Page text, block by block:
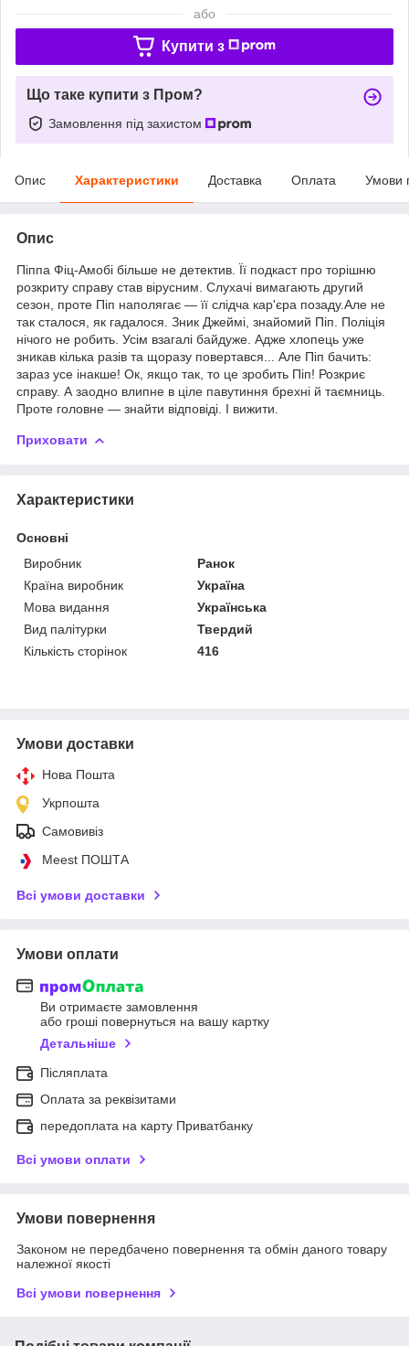
або
Купити з
Що таке купити з Пром?
Замовлення під захистом
Опис Характеристики Доставка Оплата Умови
Опис
Піппа Фіц-Амобі більше не детектив. Її подкаст про торішню
розкриту справу став вірусним. Слухачі вимагають другий
сезон, проте Піп наполягає — її слідча кар'єра позаду.Але не
так сталося, як гадалося. Зник Джеймі, знайомий Піп. Поліція
нічого не робить. Усім взагалі байдуже. Адже хлопець уже
зникав кілька разів та щоразу повертався... Але Піп бачить:
зараз усе інакше! Ок, якщо так, то це зробить Піп! Розкриє
справу. А заодно влипне в ціле павутиння брехні й таємниць.
Проте головне — знайти відповіді. І вижити.
Приховати
Характеристики
Основні
Виробник
Ранок
Країна виробник
Україна
Мова видання
Українська
Вид палітурки
Твердий
Кількість сторінок
416
Умови доставки
Нова Пошта
Укрпошта
Самовивіз
Meest ПОШТА
Всі умови доставки
Умови оплати
Ви отримаєте замовлення
або гроші повернуться на вашу картку
Детальніше
Післяплата
Оплата за реквізитами
передоплата на карту Приватбанку
Всі умови оплати
Умови повернення
Законом не передбачено повернення та обмін даного товару
належної якості
Всі умови повернення